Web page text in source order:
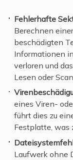
Fehlerhafte
Berechnen
beschädigten
Informationen
verloren und
Lesen oder
eines Viren-
führt dies zu
Festplatte, was
Laufwerk ohne